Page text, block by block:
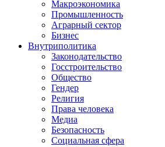
Макроэкономика
Промышленность
Аграрный сектор
Бизнес
Внутриполитика
Законодательство
Госстроительство
Общество
Гендер
Религия
Права человека
Медиа
Безопасность
Социальная сфера